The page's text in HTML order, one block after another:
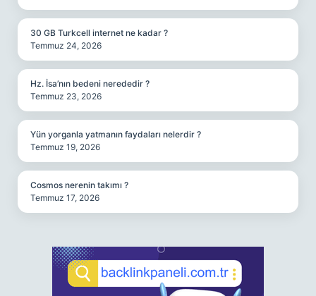
30 GB Turkcell internet ne kadar ?
Temmuz 24, 2026
Hz. İsa’nın bedeni nerededir ?
Temmuz 23, 2026
Yün yorganla yatmanın faydaları nelerdir ?
Temmuz 19, 2026
Cosmos nerenin takımı ?
Temmuz 17, 2026